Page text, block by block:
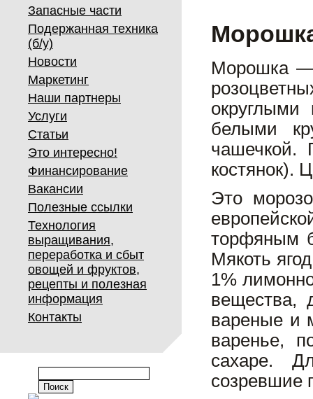
Запасные части
Подержанная техника
(б/у)
Новости
Маркетинг
Наши партнеры
Услуги
Статьи
Это интересно!
Финансирование
Вакансии
Полезные ссылки
Технология
выращивания,
переработка и сбыт
овощей и фруктов,
рецепты и полезная
информация
Контакты
Морошка —
белыми
чашечкой.
костянок).
Это
торфяным
Мякоть
1%
вещества,
вареные и
варенье,
сахаре.
созревшие